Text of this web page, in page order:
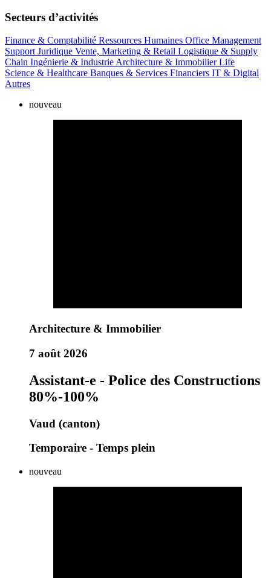
Secteurs d’activités
Finance & Comptabilité Ressources Humaines Office Management
SupportJuridique Vente, Marketing & Retail Logistique & Supply
Chain Ingénierie & IndustrieArchitecture & ImmobilierLife
Science & Healthcare Banques & Services Financiers IT & Digital
Autres
nouveau
Architecture & Immobilier
7 août 2026
Assistant-e - Police des Constructions
80%-100%
Vaud (canton)
Temporaire - Temps plein
nouveau